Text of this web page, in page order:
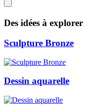
Des idées à explorer
Sculpture Bronze
Dessin aquarelle